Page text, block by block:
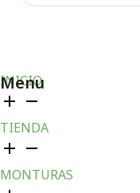
Menu
INICIO
TIENDA
MONTURAS